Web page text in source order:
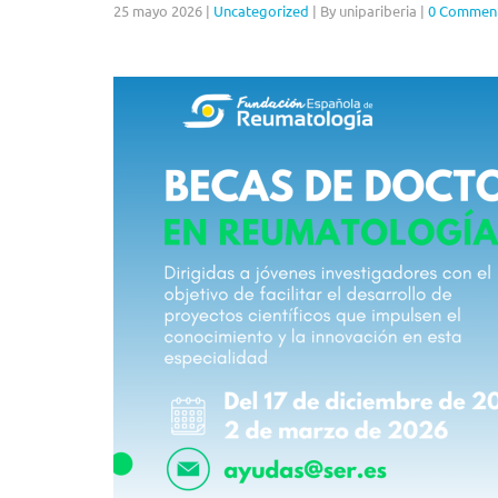
25 mayo 2026 | Uncategorized | By unipariberia | 0